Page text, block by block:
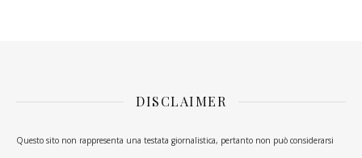
DISCLAIMER
Questo sito non rappresenta una testata giornalistica, pertanto non può considerarsi